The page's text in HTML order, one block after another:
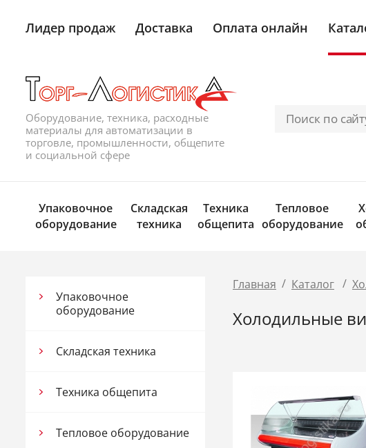
Лидер продаж Доставка Оплата онлайн
Оборудование, техника, расходные
материалы для автоматизации в
торговле, промышленности, общепите
и социальной сфере
Упаковочное
оборудование
Складская
техника
Техника
общепита
Тепловое
оборудование
Упаковочное
оборудование
Складская техника
Техника общепита
Тепловое оборудование
Главная / Каталог /
Холодильные